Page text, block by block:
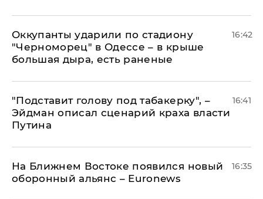
Оккупанты ударили по стадиону
"Черноморец" в Одессе – в крыше
большая дыра, есть раненые
16:42
​"Подставит голову под табакерку", –
Эйдман описал сценарий краха власти
Путина
16:41
На Ближнем Востоке появился новый
оборонный альянс – Euronews
16:35